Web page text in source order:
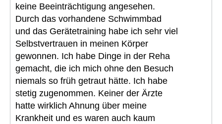
keine Beeinträchtigung angesehen.
Durch das vorhandene Schwimmbad
und das Gerätetraining habe ich sehr viel
Selbstvertrauen in meinen Körper
gewonnen. Ich habe Dinge in der Reha
gemacht, die ich mich ohne den Besuch
niemals so früh getraut hätte. Ich habe
stetig zugenommen. Keiner der Ärzte
hatte wirklich Ahnung über meine
Krankheit und es waren auch kaum